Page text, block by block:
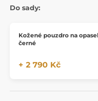
Do sady:
Kožené pouzdro na
černé
+ 2 790 Kč